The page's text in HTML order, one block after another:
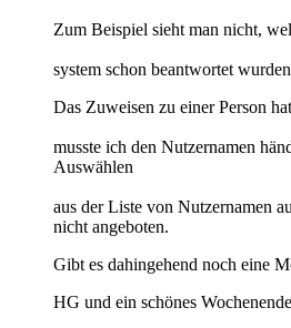
Zum Beispiel sieht man nicht,
​system schon beantwortet
Das Zuweisen zu einer Person
musste ich den Nutzernamen
Auswählen
​aus der Liste von Nutzernamen
nicht angeboten.
Gibt es dahingehend noch eine
HG und ein schönes